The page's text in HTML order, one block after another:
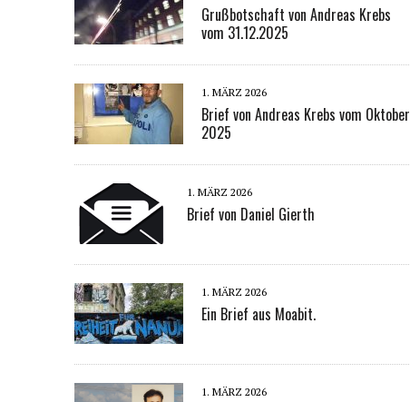
Grußbotschaft von Andreas Krebs
vom 31.12.2025
1. MÄRZ 2026
Brief von Andreas Krebs vom Oktober
2025
1. MÄRZ 2026
Brief von Daniel Gierth
1. MÄRZ 2026
Ein Brief aus Moabit.
1. MÄRZ 2026